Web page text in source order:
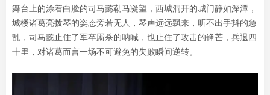
舞台上的涂着白脸的司马懿勒马凝望，西城洞开的城门静如深潭，
城楼诸葛亮拨琴的姿态旁若无人，琴声远远飘来，听不出手抖的急
乱，司马懿止住了军卒厮杀的呐喊，也止住了攻击的锋芒，兵退四
十里，对诸葛而言一场不可避免的失败瞬间逆转。